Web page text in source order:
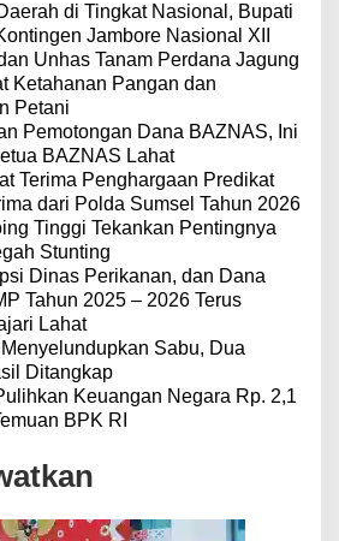
di Tingkat Nasional, Bupati
Jambore Nasional XII
Unhas Tanam Perdana Jagung
Ketahanan Pangan dan
Petani
Pemotongan Dana BAZNAS, Ini
BAZNAS Lahat
Terima Penghargaan Predikat
dari Polda Sumsel Tahun 2026
Tinggi Tekankan Pentingnya
Stunting
Dinas Perikanan, dan Dana
Tahun 2025 – 2026 Terus
Lahat
Sabu, Dua
Ditangkap
Keuangan Negara Rp. 2,1
BPK RI